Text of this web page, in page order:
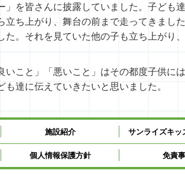
を皆さんに披露していました。子ども
ち上がり、舞台の前まで走ってきまし
。それを見ていた他の子も立ち上がり
こと」「悪いこと」はその都度子供に
達に伝えていきたいと思いました。
施設紹介 サンライズキッ
個人情報保護方針 免責